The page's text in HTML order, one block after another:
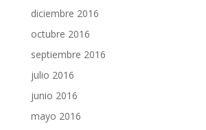
diciembre 2016
octubre 2016
septiembre 2016
julio 2016
junio 2016
mayo 2016